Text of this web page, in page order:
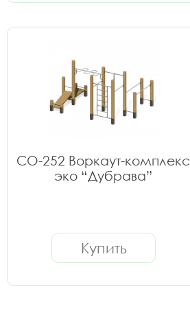
СО-252 Воркаут-комплекс
эко “Дубрава”
Купить